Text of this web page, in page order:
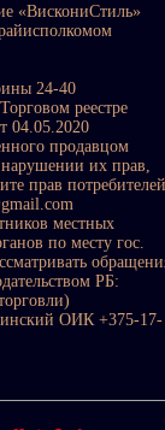
«ВискониСтиль»
24-40
реестре
04.05.2020
продавцом
их прав,
прав потребителей
местных
по месту гос.
РБ:
ОИК +375-17-